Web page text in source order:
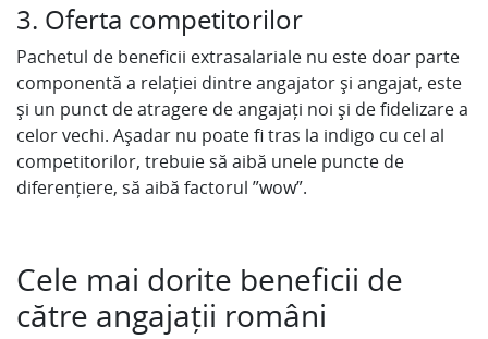
3. Oferta competitorilor
Pachetul de beneficii extrasalariale nu este doar parte
componentă a relației dintre angajator și angajat, este
și un punct de atragere de angajați noi și de fidelizare a
celor vechi. Așadar nu poate fi tras la indigo cu cel al
competitorilor, trebuie să aibă unele puncte de
diferențiere, să aibă factorul ”wow”.
Cele mai dorite beneficii de
către angajații români